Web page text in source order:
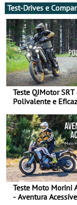
Test-Drives e
Teste QJMotor
Polivalente e Eficaz
Teste Moto Morini
- Aventura